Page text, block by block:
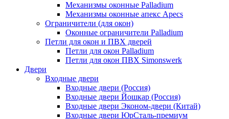
Механизмы оконные Palladium
Механизмы оконные апекс Apecs
Ограничители (для окон)
Оконные ограничители Palladium
Петли для окон и ПВХ дверей
Петли для окон Palladium
Петли для окон ПВХ Simonswerk
Двери
Входные двери
Входные двери (Россия)
Входные двери Йошкар (Россия)
Входные двери Эконом-двери (Китай)
Входные двери ЮрСталь-премиум